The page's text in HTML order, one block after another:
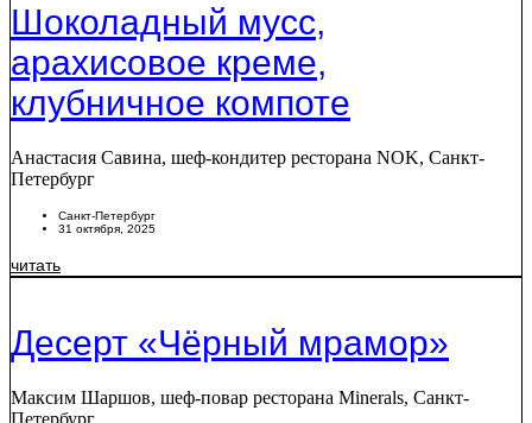
Шоколадный мусс,
арахисовое креме,
клубничное компоте
Анастасия Савина, шеф-кондитер ресторана NOK, Санкт-
Петербург
Санкт-Петербург
31 октября, 2025
читать
Десерт «Чёрный мрамор»
Максим Шаршов, шеф-повар ресторана Minerals, Санкт-
Петербург